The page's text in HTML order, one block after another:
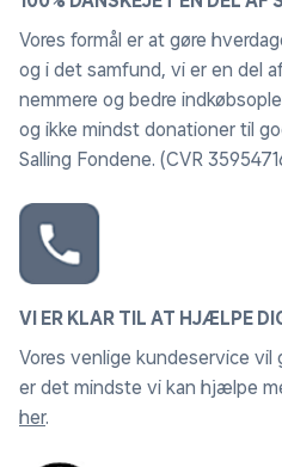
aluminium er et stærkt og
med at aluminium er et let
nemt at flytte rundt på sine
terrassen. Andre fordele ved
andet, at det er det er
vedligeholde.
Vedligeholdelse af
• Minimal vedligeholdelse,
ved rengøring. Det anbefales
højtryksrenser til rengøring
• Det anbefales at
tørt udenfor sæson.
Vores formål er at gøre
og i det samfund, vi er en del
nemmere og bedre
og ikke mindst donationer til
Salling Fondene. (CVR
VI ER KLAR TIL AT HJÆLPE
Vores venlige kundeservice vil
er det mindste vi kan hjælpe
her.